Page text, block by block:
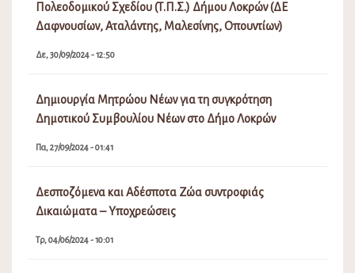
Πολεοδομικού Σχεδίου (Τ.Π.Σ.) Δήμου Λοκρών (ΔΕ
Δαφνουσίων, Αταλάντης, Μαλεσίνης, Οπουντίων)
Δε, 30/09/2024 - 12:50
Δημιουργία Μητρώου Νέων για τη συγκρότηση
Δημοτικού Συμβουλίου Νέων στο Δήμο Λοκρών
Πα, 27/09/2024 - 01:41
Δεσποζόμενα και Αδέσποτα Ζώα συντροφιάς
Δικαιώματα – Υποχρεώσεις
Τρ, 04/06/2024 - 10:01